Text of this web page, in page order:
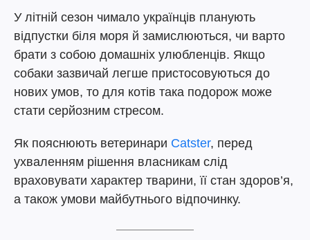
У літній сезон чимало українців планують
відпустки біля моря й замислюються, чи варто
брати з собою домашніх улюбленців. Якщо
собаки зазвичай легше пристосовуються до
нових умов, то для котів така подорож може
стати серйозним стресом.
Як пояснюють ветеринари Catster, перед
ухваленням рішення власникам слід
враховувати характер тварини, її стан здоров’я,
а також умови майбутнього відпочинку.